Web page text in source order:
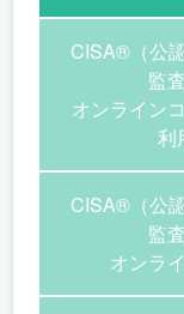
CISA®（公
監
オンライン
利
CISA®（公
監
オンラ